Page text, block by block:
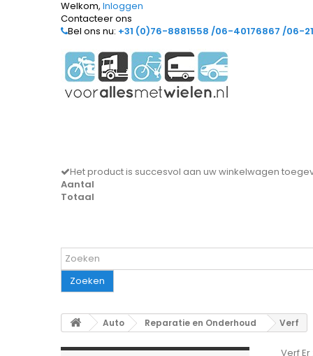
Welkom, Inloggen
Contacteer ons
Bel ons nu: +31 (0)76-8881558 /06-40176867 /06-
Het product is succesvol aan uw winkelwagen
Aantal
Totaal
Zoeken
Auto Reparatie en Onderhoud Verf
Verf